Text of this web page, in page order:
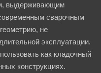
выдерживающим
сварочным
не
эксплуатации.
как кладочный
конструкциях.